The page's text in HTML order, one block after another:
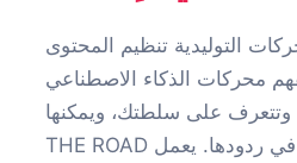
التوليدية تنظيم المحتوى
محركات الذكاء الاصطناعي
وتتعرف على سلطتك، ويمكنها
الإشارة إلى شركتك في ردودها. يعمل THE ROAD